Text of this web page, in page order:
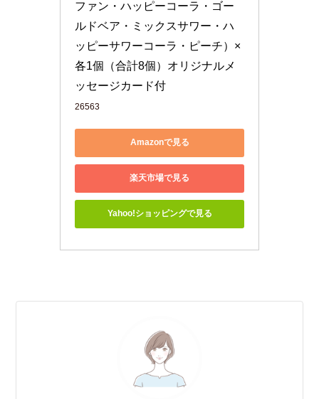
ファン・ハッピーコーラ・ゴー
ルドベア・ミックスサワー・ハ
ッピーサワーコーラ・ピーチ）×
各1個（合計8個）オリジナルメ
ッセージカード付
26563
Amazonで見る
楽天市場で見る
Yahoo!ショッピングで見る